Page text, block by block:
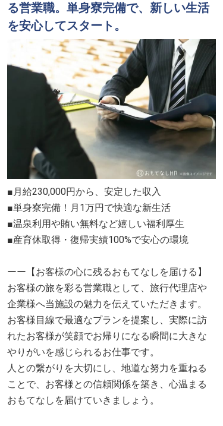
る営業職。単身寮完備で、新しい生活
を安心してスタート。
■月給230,000円から、安定した収入
■単身寮完備！月1万円で快適な新生活
■温泉利用や賄い無料など嬉しい福利厚生
■産育休取得・復帰実績100%で安心の環境
ーー【お客様の心に残るおもてなしを届ける】
お客様の旅を彩る営業職として、旅行代理店や
企業様へ当施設の魅力を伝えていただきます。
お客様目線で最適なプランを提案し、実際に訪
れたお客様が笑顔でお帰りになる瞬間に大きな
やりがいを感じられるお仕事です。
人との繋がりを大切にし、地道な努力を重ねる
ことで、お客様との信頼関係を築き、心温まる
おもてなしを届けていきましょう。